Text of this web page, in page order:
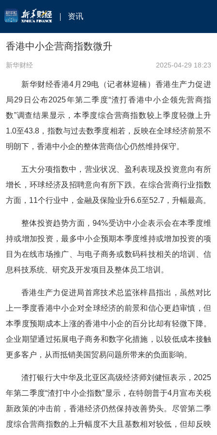
资讯
香港中小企营商指数微升
新华财经 2025-04-29 18:23
新华财经香港4月29电（记者林迎楠）香港生产力促进
局29日公布2025年第二季度“渣打香港中小企领先营商指
数”调查结果显示，本季度综合营商指数较上季度轻微上升
1.0至43.8，指数与过去数季度相若，反映在全球经济前景不
明朗下，香港中小企的整体营商信心仍然维持保守。
五大分项指数中，营业状况、盈利表现及投资意向有所
增长，环球经济及招聘意向有所下跌。在综合营商行业指数
方面，11个行业中，金融及保险业升6.6至52.7，升幅最高。
整体投资趋势方面，94%受访中小企表示会在本季度维
持或增加投资，最多中小企预期本季度维持或增加投资的项
目为在线市场推广、与电子商务或数码科技相关的培训、信
息科技系统、研究及开发项目及整体员工培训。
香港生产力促进局首席技术总监张梓昌指出，虽然对比
上一季度香港中小企对全球经济的前景和信心更趋审慎，但
本季度预期成本上涨的香港中小企的百分比却有轻微下降。
企业期望通过拓展电子商务和数字化措施，以较低成本接触
更多客户，从而抵销美国贸易问题所带来的负面影响。
渣打银行大中华及北亚区高级经济师刘健恒表示，2025
年第二季度“渣打中小企指数”显示，在特朗普于4月宣布关税
新政策的冲击前，香港经济仍然保持改善势头。尽管第二季
度综合营商指数的上升幅度不大且基数相对较低，但却反映